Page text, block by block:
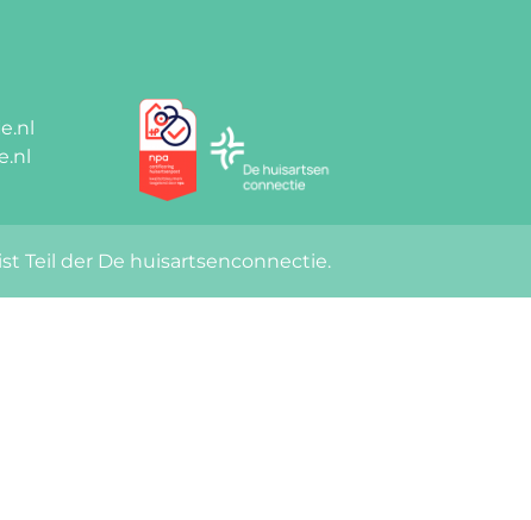
Teil der De huisartsenconnectie.